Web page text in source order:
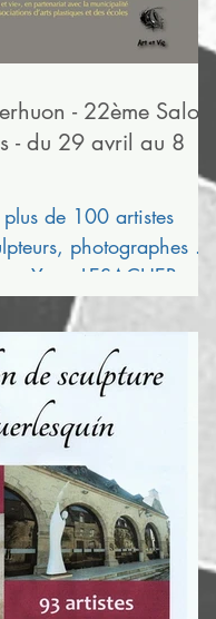
- 22ème Salon
- du 29 avril au 8
de 100 artistes
photographes ...)
Yann LESACHER
et vie en...